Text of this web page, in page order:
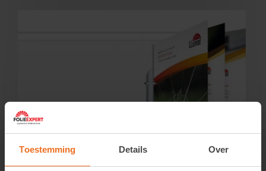
Toestemming Details Over